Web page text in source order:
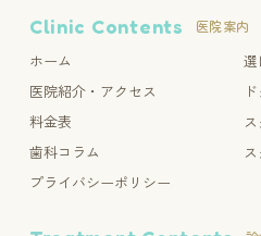
Clinic Contents 医院案内
ホーム
選
医院紹介・アクセス
料金表
歯科コラム
プライバシーポリシー